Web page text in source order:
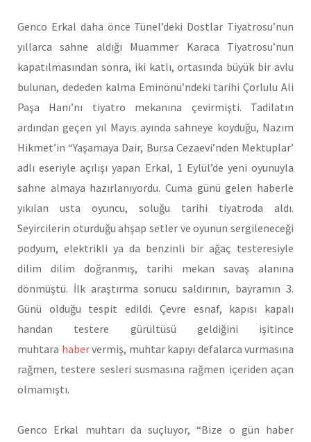
Genco Erkal daha önce Tünel’deki Dostlar Tiyatrosu’nun
yıllarca sahne aldığı Muammer Karaca Tiyatrosu’nun
kapatılmasından sonra, iki katlı, ortasında büyük bir avlu
bulunan, dededen kalma Eminönü’ndeki tarihi Çorlulu Ali
Paşa Hanı’nı tiyatro mekanına çevirmişti. Tadilatın
ardından geçen yıl Mayıs ayında sahneye koyduğu, Nazım
Hikmet’in “Yaşamaya Dair, Bursa Cezaevi’nden Mektuplar’
adlı eseriyle açılışı yapan Erkal, 1 Eylül’de yeni oyunuyla
sahne almaya hazırlanıyordu. Cuma günü gelen haberle
yıkılan usta oyuncu, soluğu tarihi tiyatroda aldı.
Seyircilerin oturduğu ahşap setler ve oyunun sergileneceği
podyum, elektrikli ya da benzinli bir ağaç testeresiyle
dilim dilim doğranmış, tarihi mekan savaş alanına
dönmüştü. İlk araştırma sonucu saldırının, bayramın 3.
Günü olduğu tespit edildi. Çevre esnaf, kapısı kapalı
handan testere gürültüsü geldiğini işitince
muhtara habervermiş, muhtar kapıyı defalarca vurmasına
rağmen, testere sesleri susmasına rağmen içeriden açan
olmamıştı.
Genco Erkal muhtarı da suçluyor, “Bize o gün haber